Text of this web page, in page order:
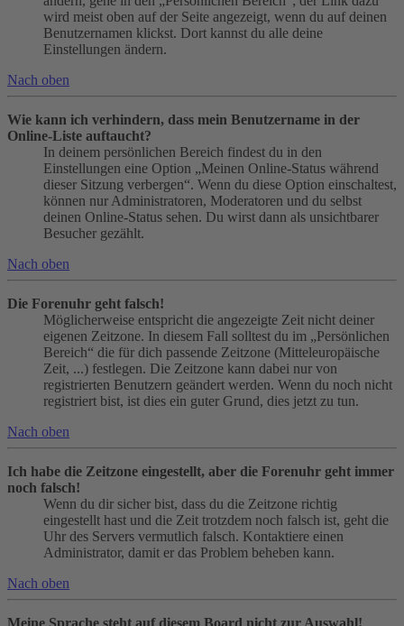
wird meist oben auf der Seite angezeigt, wenn du auf deinen
Benutzernamen klickst. Dort kannst du alle deine
Einstellungen ändern.
Nach oben
Wie kann ich verhindern, dass mein Benutzername in der
Online-Liste auftaucht?
In deinem persönlichen Bereich findest du in den
Einstellungen eine Option „Meinen Online-Status während
dieser Sitzung verbergen“. Wenn du diese Option einschaltest,
können nur Administratoren, Moderatoren und du selbst
deinen Online-Status sehen. Du wirst dann als unsichtbarer
Besucher gezählt.
Nach oben
Die Forenuhr geht falsch!
Möglicherweise entspricht die angezeigte Zeit nicht deiner
eigenen Zeitzone. In diesem Fall solltest du im „Persönlichen
Bereich“ die für dich passende Zeitzone (Mitteleuropäische
Zeit, ...) festlegen. Die Zeitzone kann dabei nur von
registrierten Benutzern geändert werden. Wenn du noch nicht
registriert bist, ist dies ein guter Grund, dies jetzt zu tun.
Nach oben
Ich habe die Zeitzone eingestellt, aber die Forenuhr geht immer
noch falsch!
Wenn du dir sicher bist, dass du die Zeitzone richtig
eingestellt hast und die Zeit trotzdem noch falsch ist, geht die
Uhr des Servers vermutlich falsch. Kontaktiere einen
Administrator, damit er das Problem beheben kann.
Nach oben
Meine Sprache steht auf diesem Board nicht zur Auswahl!